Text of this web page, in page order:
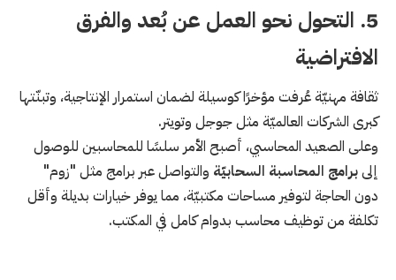
5. التحول نحو العمل عن بُعد والفرق
الافتراضية
ثقافة مهنيّة عُرفت مؤخرًا كوسيلة لضمان استمرار الإنتاجية، وتبنّتها
كبرى الشركات العالميّة مثل جوجل وتويتر.
وعلى الصعيد المحاسبي، أصبح الأمر سلسًا للمحاسبين للوصول
إلىبرامج المحاسبة السحابيّة والتواصل عبر برامج مثل "زوم"
دون الحاجة لتوفير مساحات مكتبيّة، مما يوفر خيارات بديلة وأقل
تكلفة من توظيف محاسب بدوام كامل في المكتب.